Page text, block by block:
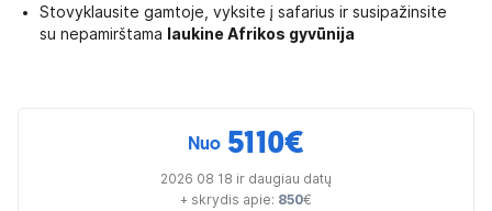
Stovyklausite gamtoje, vyksite į safarius ir susipažinsite
su nepamirštama
laukine Afrikos gyvūnija
Nuo 5110€
2026 08 18 ir daugiau datų
+ skrydis apie: 850€